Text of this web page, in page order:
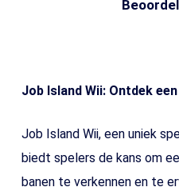
Job Island Wii: Ontdek
Job Island Wii, een uniek
biedt spelers de kans om
banen te verkennen en te